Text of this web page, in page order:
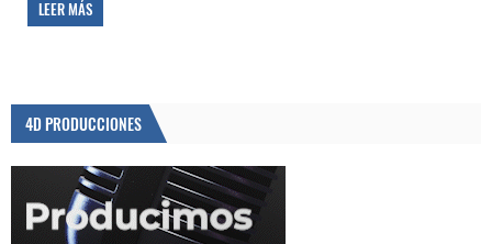
LEER MÁS
4D PRODUCCIONES